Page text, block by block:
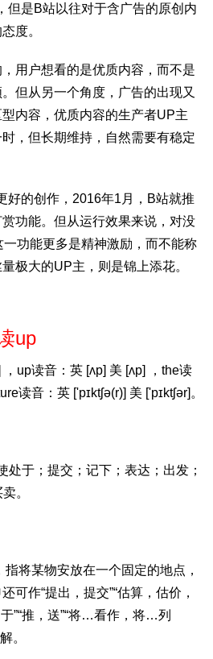
但是B站以往对于含广告的原创内
度。
用户想看的是优质内容，而不是
但从另一个角度，广告的出现又
内容，优质内容的生产者UP主
，但长期维持，自然需要有稳定
好的创作，2016年1月，B站就推
功能。但从运行效果来说，对没
功能更多是精神激励，而不能称
极大的UP主，则是锦上添花。
up
up读音：英 [ʌp] 美 [ʌp] ，the读
读音：英 ['pɪktʃə(r)] 美 ['pɪktʃər]。
处于；提交；记下；表达；出发；
。
指将某物安放在一个固定的地点，
可作“提出，提交”“估算，估价，
”“推，送”“将…看作，将…列
。